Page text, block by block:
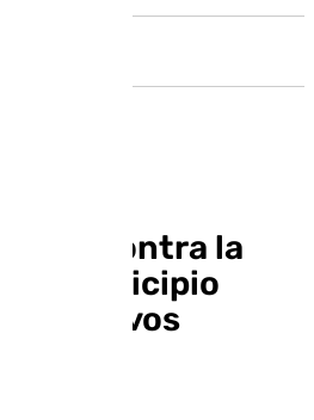
contra la
el municipio
nuevos